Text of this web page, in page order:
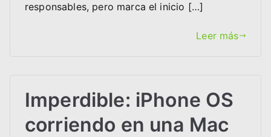
responsables, pero marca el inicio […]
Leer más
Imperdible: iPhone OS
corriendo en una Mac